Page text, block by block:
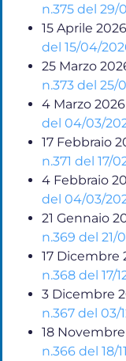
n.375 del 29/
15 Aprile 2026
del 15/04/
25 Marzo
n.373 del 25/
4 Marzo 2026
del 04/03/
17 Febbraio
n.371 del 17/
4 Febbraio
del 04/03/
21 Gennaio
n.369 del 21/
17 Dicembre
n.368 del 17/
3 Dicembre
n.367 del 03/
18
n.366 del 18/